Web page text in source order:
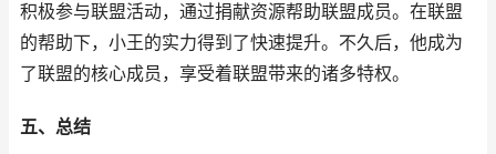
积极参与联盟活动，通过捐献资源帮助联盟成员。在联盟
的帮助下，小王的实力得到了快速提升。不久后，他成为
了联盟的核心成员，享受着联盟带来的诸多特权。
五、总结